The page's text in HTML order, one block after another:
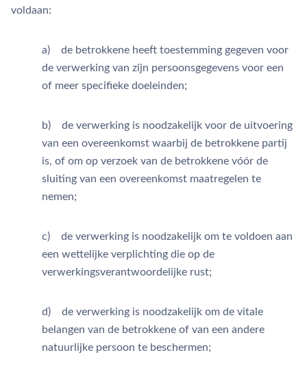
voldaan:
a) de betrokkene heeft toestemming gegeven voor
de verwerking van zijn persoonsgegevens voor een
of meer specifieke doeleinden;
b) de verwerking is noodzakelijk voor de uitvoering
van een overeenkomst waarbij de betrokkene partij
is, of om op verzoek van de betrokkene vóór de
sluiting van een overeenkomst maatregelen te
nemen;
c) de verwerking is noodzakelijk om te voldoen aan
een wettelijke verplichting die op de
verwerkingsverantwoordelijke rust;
d) de verwerking is noodzakelijk om de vitale
belangen van de betrokkene of van een andere
natuurlijke persoon te beschermen;